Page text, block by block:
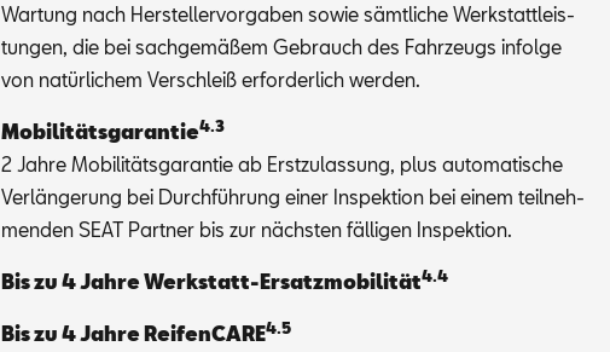
War­tung nach Her­stel­ler­vor­ga­ben so­wie sämt­li­che Werk­statt­leis­
tun­gen, die bei sach­ge­mä­ßem Ge­brauch des Fahr­zeugs in­fol­ge
von na­tür­li­chem Ver­schleiß er­for­der­lich wer­den.
Mo­bi­li­täts­ga­ran­tie4.3
2 Jah­re Mo­bi­li­täts­ga­ran­tie ab Erst­zu­las­sung, plus au­to­ma­ti­sche
Ver­län­ge­rung bei Durch­füh­rung ei­ner In­spek­ti­on bei ei­nem teil­neh­
men­den SEAT Part­ner bis zur nächs­ten fäl­li­gen In­spek­ti­on.
Bis zu 4 Jah­re Werk­statt-Er­satz­mo­bi­li­tät4.4
Bis zu 4 Jah­re Rei­fen­CA­RE4.5